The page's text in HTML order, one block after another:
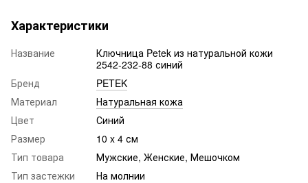
Характеристики
Название
Ключница Petek из натуральной кожи
2542-232-88 синий
Бренд
PETEK
Материал
Натуральная кожа
Цвет
Синий
Размер
10 x 4 см
Тип товара
Мужские, Женские, Мешочком
Тип застежки
На молнии